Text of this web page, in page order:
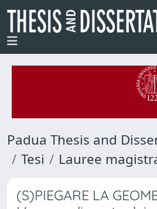
Padua Thesis and
Tesi
Lauree
(S)PIEGARE LA